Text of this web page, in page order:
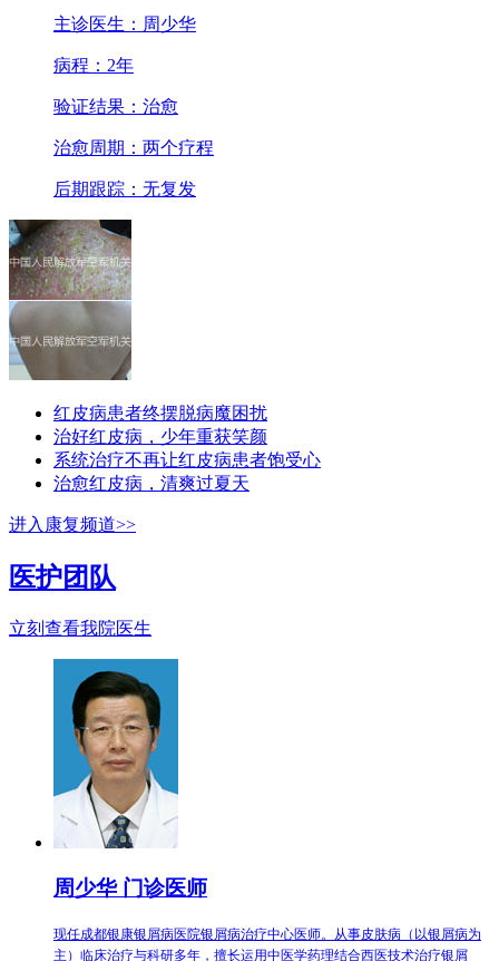
主诊医生：周少华
病程：2年
验证结果：治愈
治愈周期：两个疗程
后期跟踪：无复发
红皮病患者终摆脱病魔困扰
治好红皮病，少年重获笑颜
系统治疗不再让红皮病患者饱受心
治愈红皮病，清爽过夏天
进入康复频道>>
医护团队
立刻查看我院医生
周少华 门诊医师
现任成都银康银屑病医院银屑病治疗中心医师。从事皮肤病（以银屑病为
主）临床治疗与科研多年，擅长运用中医学药理结合西医技术治疗银屑